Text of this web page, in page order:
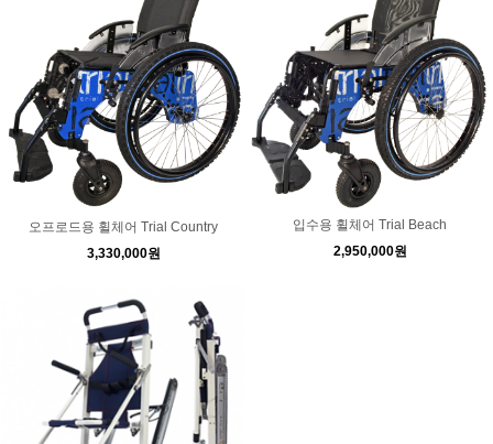
오프로드용 휠체어 Trial Country
3,330,000원
입수용 휠체어 Trial Beach
2,950,000원